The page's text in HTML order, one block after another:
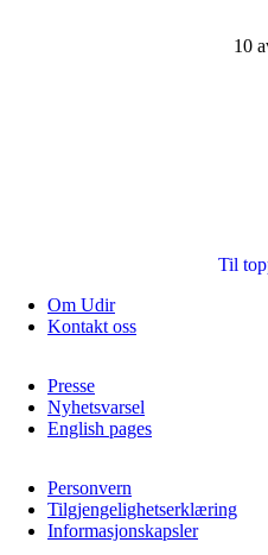
10
Til
Om Udir
Kontakt oss
Presse
Nyhetsvarsel
English pages
Personvern
Tilgjengelighetserklæring
Informasjonskapsler